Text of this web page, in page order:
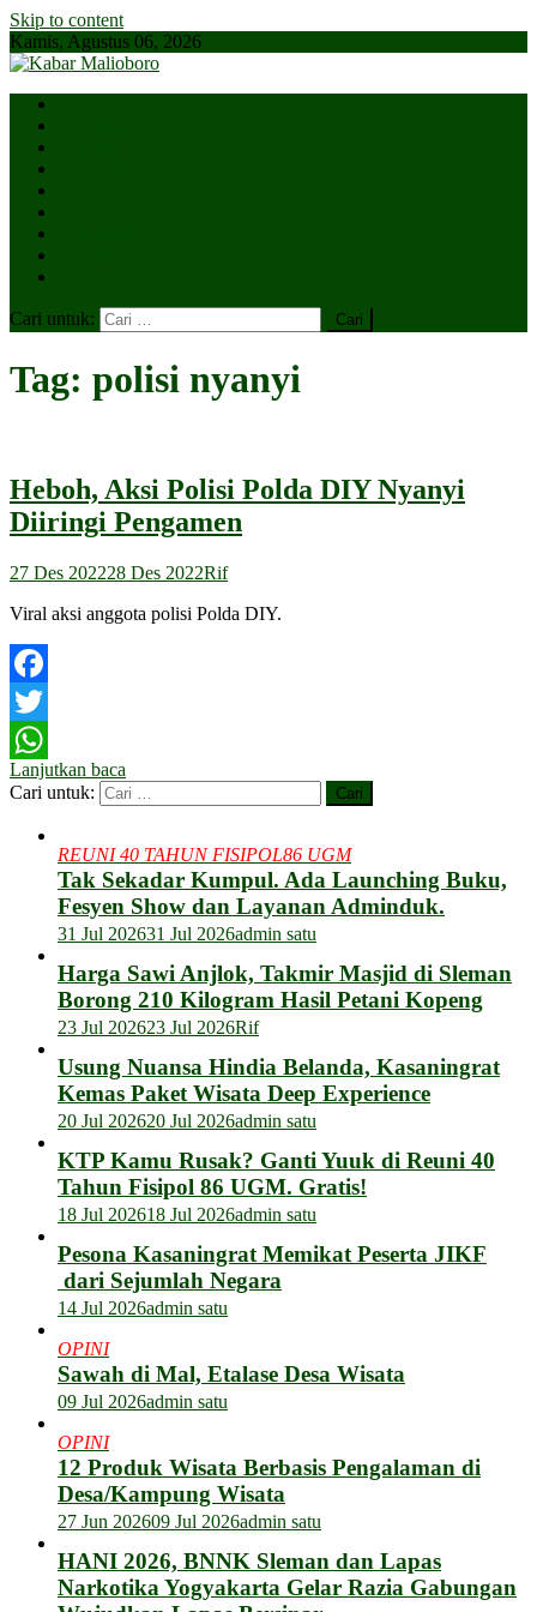
Skip to content
Kamis, Agustus 06, 2026
Cari untuk:
Tag: polisi nyanyi
Heboh, Aksi Polisi Polda DIY Nyanyi
Diiringi Pengamen
27 Des 202228 Des 2022Rif
Viral aksi anggota polisi Polda DIY.
Facebook
Twitter
WhatsApp
Lanjutkan baca
Cari untuk:
REUNI 40 TAHUN FISIPOL86 UGM
Tak Sekadar Kumpul. Ada Launching Buku,
Fesyen Show dan Layanan Adminduk.
31 Jul 202631 Jul 2026admin satu
Harga Sawi Anjlok, Takmir Masjid di Sleman
Borong 210 Kilogram Hasil Petani Kopeng
23 Jul 202623 Jul 2026Rif
Usung Nuansa Hindia Belanda, Kasaningrat
Kemas Paket Wisata Deep Experience
20 Jul 202620 Jul 2026admin satu
KTP Kamu Rusak? Ganti Yuuk di Reuni 40
Tahun Fisipol 86 UGM. Gratis!
18 Jul 202618 Jul 2026admin satu
Pesona Kasaningrat Memikat Peserta JIKF
dari Sejumlah Negara
14 Jul 2026admin satu
OPINI
Sawah di Mal, Etalase Desa Wisata
09 Jul 2026admin satu
OPINI
12 Produk Wisata Berbasis Pengalaman di
Desa/Kampung Wisata
27 Jun 202609 Jul 2026admin satu
HANI 2026, BNNK Sleman dan Lapas
Narkotika Yogyakarta Gelar Razia Gabungan